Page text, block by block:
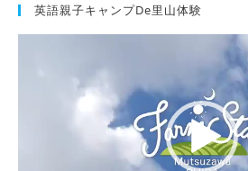
英語親子キャンプde里山体験